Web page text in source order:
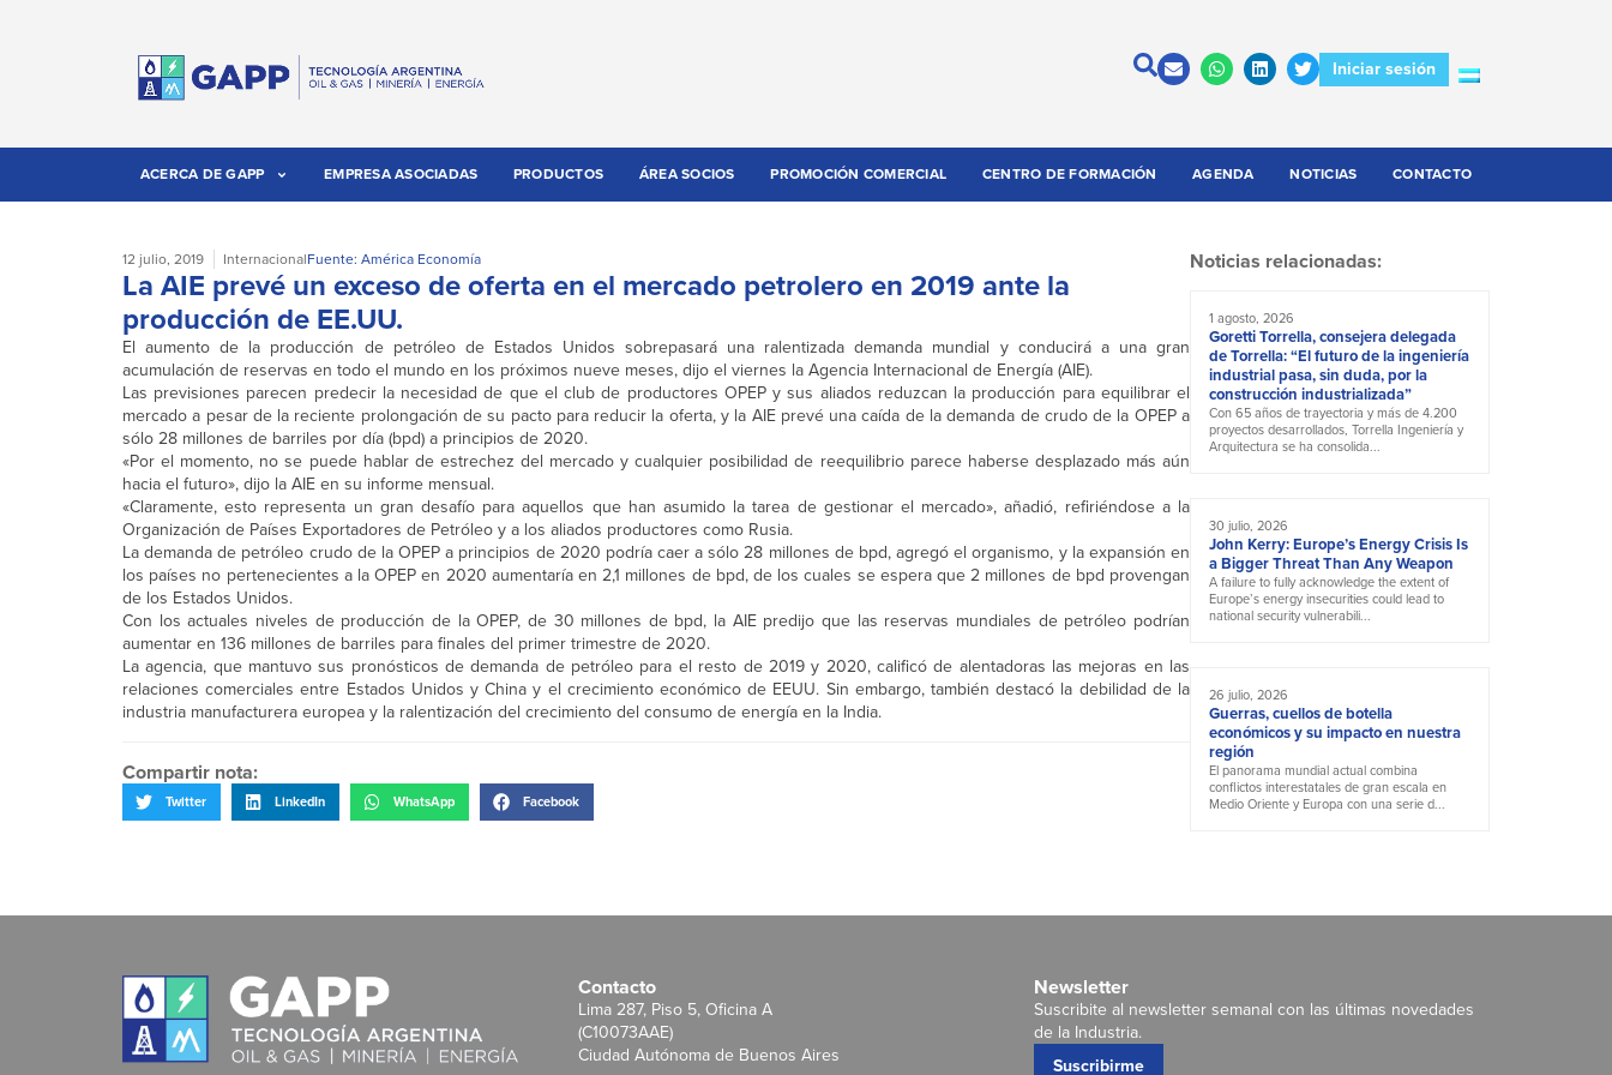
Iniciar sesión
ACERCA DE GAPP EMPRESA ASOCIADAS PRODUCTOS ÁREA SOCIOS PROMOCIÓN COMERCIAL CENTRO DE FORMACIÓN AGENDA NOTICIAS CONTACTO
12 julio, 2019 InternacionalFuente: América Economía
La AIE prevé un exceso de oferta en el mercado petrolero en 2019 ante la
producción de EE.UU.
El aumento de la producción de petróleo de Estados Unidos sobrepasará una ralentizada demanda mundial y conducirá a una gran
acumulación de reservas en todo el mundo en los próximos nueve meses, dijo el viernes la Agencia Internacional de Energía (AIE).
Las previsiones parecen predecir la necesidad de que el club de productores OPEP y sus aliados reduzcan la producción para equilibrar el
mercado a pesar de la reciente prolongación de su pacto para reducir la oferta, y la AIE prevé una caída de la demanda de crudo de la OPEP a
sólo 28 millones de barriles por día (bpd) a principios de 2020.
«Por el momento, no se puede hablar de estrechez del mercado y cualquier posibilidad de reequilibrio parece haberse desplazado más aún
hacia el futuro», dijo la AIE en su informe mensual.
«Claramente, esto representa un gran desafío para aquellos que han asumido la tarea de gestionar el mercado», añadió, refiriéndose a la
Organización de Países Exportadores de Petróleo y a los aliados productores como Rusia.
La demanda de petróleo crudo de la OPEP a principios de 2020 podría caer a sólo 28 millones de bpd, agregó el organismo, y la expansión en
los países no pertenecientes a la OPEP en 2020 aumentaría en 2,1 millones de bpd, de los cuales se espera que 2 millones de bpd provengan
de los Estados Unidos.
Con los actuales niveles de producción de la OPEP, de 30 millones de bpd, la AIE predijo que las reservas mundiales de petróleo podrían
aumentar en 136 millones de barriles para finales del primer trimestre de 2020.
La agencia, que mantuvo sus pronósticos de demanda de petróleo para el resto de 2019 y 2020, calificó de alentadoras las mejoras en las
relaciones comerciales entre Estados Unidos y China y el crecimiento económico de EEUU. Sin embargo, también destacó la debilidad de la
industria manufacturera europea y la ralentización del crecimiento del consumo de energía en la India.
Compartir nota:
Twitter LinkedIn WhatsApp Facebook
Noticias relacionadas:
1 agosto, 2026
Goretti Torrella, consejera delegada
de Torrella: “El futuro de la ingeniería
industrial pasa, sin duda, por la
construcción industrializada”
Con 65 años de trayectoria y más de 4.200
proyectos desarrollados, Torrella Ingeniería y
Arquitectura se ha consolida...
30 julio, 2026
John Kerry: Europe’s Energy Crisis Is
a Bigger Threat Than Any Weapon
A failure to fully acknowledge the extent of
Europe’s energy insecurities could lead to
national security vulnerabili...
26 julio, 2026
Guerras, cuellos de botella
económicos y su impacto en nuestra
región
El panorama mundial actual combina
conflictos interestatales de gran escala en
Medio Oriente y Europa con una serie d...
Contacto
Lima 287, Piso 5, Oficina A
(C10073AAE)
Ciudad Autónoma de Buenos Aires
Newsletter
Suscribite al newsletter semanal con las últimas novedades
de la Industria.
Suscribirme